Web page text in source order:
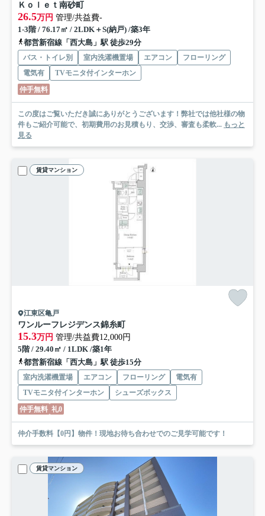
Ｋｏｌｅｔ南砂町
26.5万円 管理/共益費-
1-3階 / 76.17㎡ / 2LDK＋S(納戸) /築3年
都営新宿線「西大島」駅 徒歩29分
バス・トイレ別 室内洗濯機置場 エアコン
フローリング
電気有
TVモニタ付インターホン
仲手無料
この度はご覧いただき誠にありがとうございます！弊社では他社様の物
件もご紹介可能で、初期費用のお見積もり、交渉、審査も柔軟... もっと
見る
賃貸マンション
江東区亀戸
ワンルーフレジデンス錦糸町
15.3万円 管理/共益費12,000円
5階 / 29.40㎡ / 1LDK /築1年
都営新宿線「西大島」駅 徒歩15分
室内洗濯機置場 エアコン フローリング
電気有
TVモニタ付インターホン
シューズボックス
仲手無料 礼0
仲介手数料【0円】物件！現地お待ち合わせでのご見学可能です！
賃貸マンション